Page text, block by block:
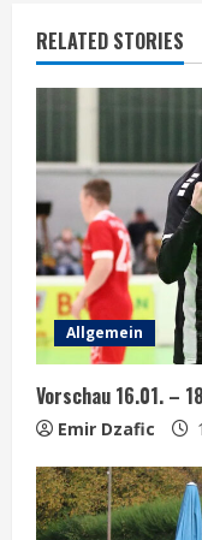
n
u
e
R
e
a
d
i
n
g
RELATED STORIES
Allgemein
Vorschau 16.01. –
Emir Dzafic